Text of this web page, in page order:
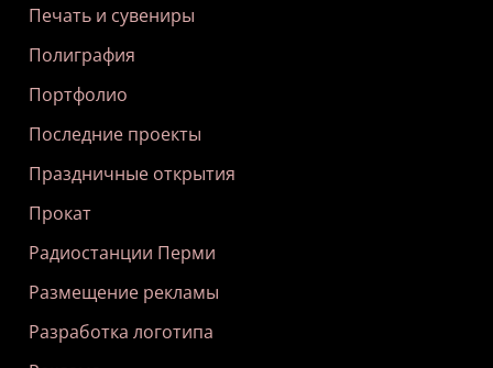
Печать и сувениры
Полиграфия
Портфолио
Последние проекты
Праздничные открытия
Прокат
Радиостанции Перми
Размещение рекламы
Разработка логотипа